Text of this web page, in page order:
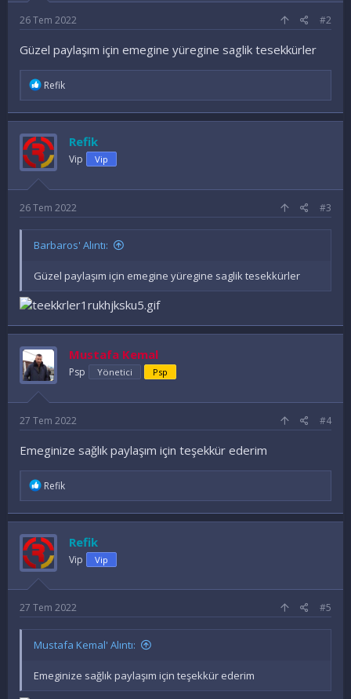
26 Tem 2022 #2
Güzel paylaşım için emegine yüregine saglik tesekkürler
İ
d
e
l
e
r
:
Refik
Refik
Vip Vip
26 Tem 2022 #3
Barbaros' Alıntı:
Güzel paylaşım için emegine yüregine saglik tesekkürler
Mustafa Kemal
Psp Yönetici Psp
27 Tem 2022 #4
Emeginize sağlık paylaşım için teşekkür ederim
İ
d
e
l
e
r
:
Refik
Refik
Vip Vip
27 Tem 2022 #5
Mustafa Kemal' Alıntı:
Emeginize sağlık paylaşım için teşekkür ederim